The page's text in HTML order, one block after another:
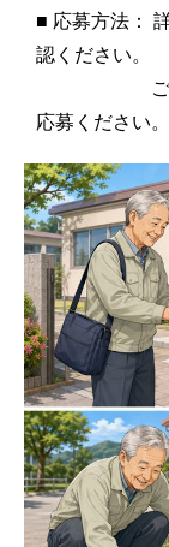
■ 応募方法：
認ください。
ご希望の
応募ください。